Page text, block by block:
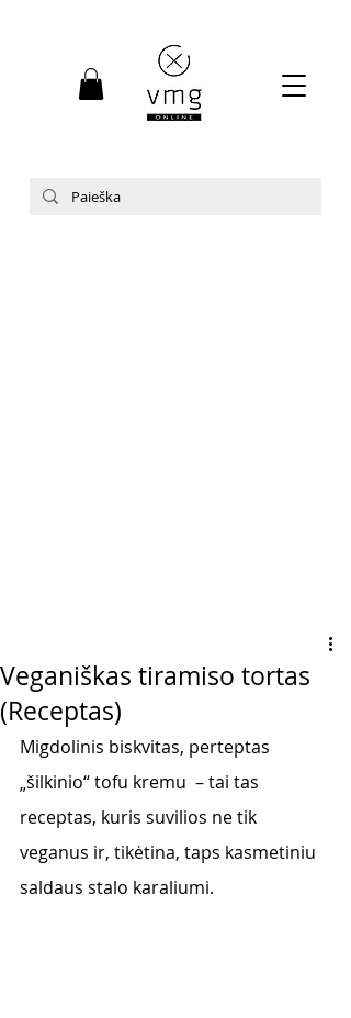
Veganiškas tiramiso tortas
(Receptas)
Migdolinis biskvitas, perteptas
„šilkinio“ tofu kremu  – tai tas
receptas, kuris suvilios ne tik
veganus ir, tikėtina, taps kasmetiniu
saldaus stalo karaliumi.